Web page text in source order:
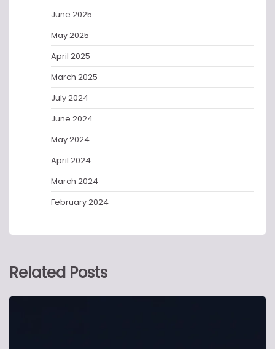
June 2025
May 2025
April 2025
March 2025
July 2024
June 2024
May 2024
April 2024
March 2024
February 2024
Related Posts